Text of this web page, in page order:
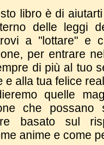
libro è di
delle leggi
a "lottare" e
per entrare
di più al tuo
e alla tua felice
quelle
che possano
basato sul
anime e come